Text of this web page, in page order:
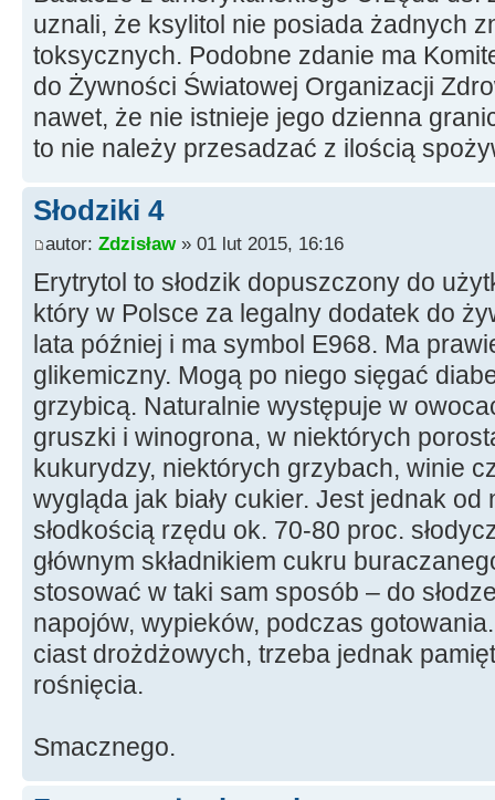
uznali, że ksylitol nie posiada żadnych
toksycznych. Podobne zdanie ma
do Żywności Światowej Organizacji
nawet, że nie istnieje jego dzienna
to nie należy przesadzać z ilością
Słodziki 4
autor: Zdzisław» 01 lut 2015, 16:16
Erytrytol to słodzik dopuszczony do
który w Polsce za legalny dodatek do
lata później i ma symbol E968. Ma
glikemiczny. Mogą po niego sięgać
grzybicą. Naturalnie występuje w
gruszki i winogrona, w niektórych
kukurydzy, niektórych grzybach, winie
wygląda jak biały cukier. Jest jednak od
słodkością rzędu ok. 70-80 proc.
głównym składnikiem cukru
stosować w taki sam sposób – do
napojów, wypieków, podczas
ciast drożdżowych, trzeba jednak
rośnięcia.
Smacznego.